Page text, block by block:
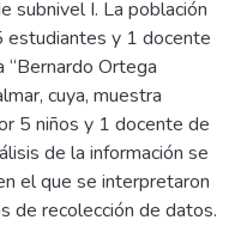
subnivel I. La población
estudiantes y 1 docente
“Bernardo Ortega
cuya, muestra
5 niños y 1 docente de
de la información se
el que se interpretaron
de recolección de datos.